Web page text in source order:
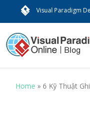
Visual Paradigm
Home » 6 Kỹ Thuật